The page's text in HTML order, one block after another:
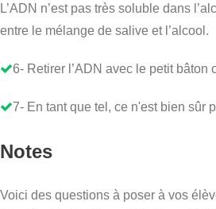
L’ADN n’est pas très soluble dans
entre le mélange de salive et l’alcool.
6- Retirer l’ADN avec le petit bâton
7- En tant que tel, ce n'est bien sûr
Notes
Voici des questions à poser à vos